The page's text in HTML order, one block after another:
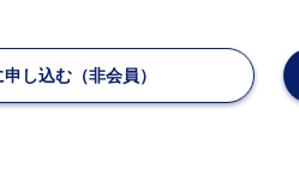
みなして、主催者と受講
は細則が通知された後に
し込む（非会員）